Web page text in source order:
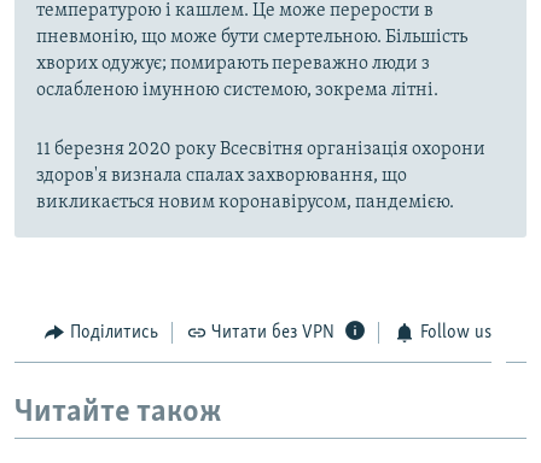
температурою і кашлем. Це може перерости в
пневмонію, що може бути смертельною. Більшість
хворих одужує; помирають переважно люди з
ослабленою імунною системою, зокрема літні.
11 березня 2020 року Всесвітня організація охорони
здоров'я визнала спалах захворювання, що
викликається новим коронавірусом, пандемією.
Поділитись Читати без VPN Follow us
Читайте також